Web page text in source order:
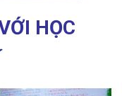
HỌC